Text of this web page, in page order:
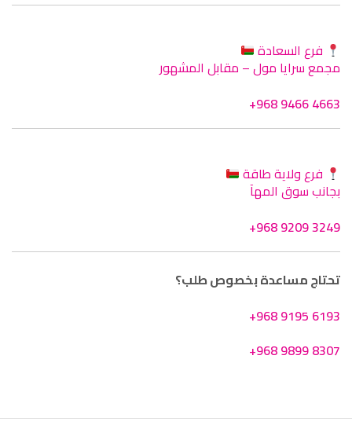
فرع السعادة
مجمع سرايا مول – مقابل المشهور
+968 9466 4663
فرع ولاية طاقة
بجانب سوق المهآ
+968 9209 3249
تحتاج مساعدة بخصوص طلب؟
+968 9195 6193
+968 9899 8307